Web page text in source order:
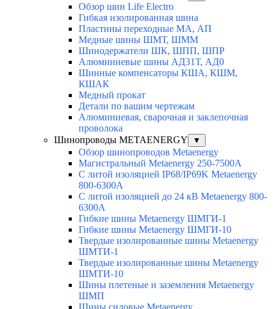
Обзор шин Life Electro
Гибкая изолированная шина
Пластины переходные МА, АП
Медные шины ШМТ, ШММ
Шинодержатели ШК, ШПП, ШПР
Алюминиевые шины АД31Т, АД0
Шинные компенсаторы КША, КШМ,
КШАК
Медный прокат
Детали по вашим чертежам
Алюминиевая, cварочная и заклепочная
проволока
Шинопроводы METAENERGY
▼
Обзор шинопроводов Metaenergy
Магистральный Metaenergy 250-7500A
С литой изоляцией IP68/IP69K Metaenergy
800-6300A
С литой изоляцией до 24 кВ Metaenergy 800-
6300A
Гибкие шины Metaenergy ШМГИ-1
Гибкие шины Metaenergy ШМГИ-10
Твердые изолированные шины Metaenergy
ШМТИ-1
Твердые изолированные шины Metaenergy
ШМТИ-10
Шины плетеные и заземления Metaenergy
ШМП
Шины силовые Metaenergy